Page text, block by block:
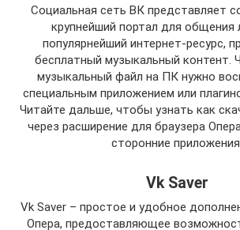
Социальная сеть ВК представляет
крупнейший портал для общения
популярнейший интернет-ресурс,
бесплатный музыкальный контент.
музыкальный файл на ПК нужно
специальным приложением или
Читайте дальше, чтобы узнать как
через расширение для браузера
сторонние
Vk Saver
Vk Saver – простое и удобное
Опера, предоставляющее